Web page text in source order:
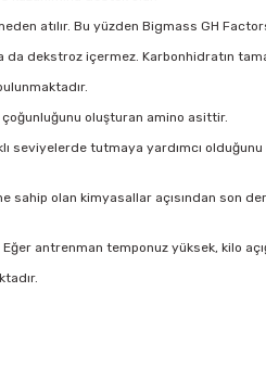
atılır. Bu yüzden Bigmass GH
dekstroz içermez. Karbonhidratın
oluşturan amino asittir.
tutmaya yardımcı
olan kimyasallar açısından son
antrenman temponuz yüksek, kilo